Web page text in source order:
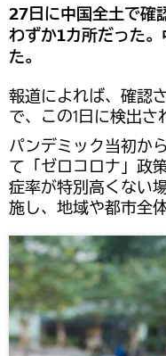
27日に中国全土で確
わずか1カ所だった
た。
報道によれば、確認
で、この1日に検出さ
パンデミック当初か
て「ゼロコロナ」政
症率が特別高くない
施し、地域や都市全